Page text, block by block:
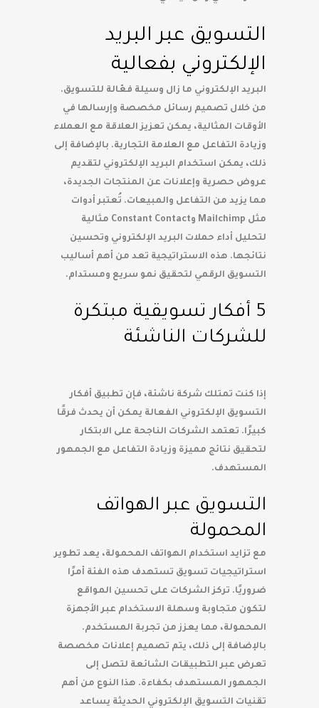
التسويق عبر البريد
الإلكتروني بفعالية
البريد الإلكتروني ما زال وسيلة فعّالة للتسويق.
من خلال تصميم رسائل مخصصة وإرسالها في
الأوقات المثالية، يمكن تعزيز العلاقة مع العملاء
وزيادة التفاعل مع العلامة التجارية. بالإضافة إلى
ذلك، يمكن استخدام البريد الإلكتروني لتقديم
عروض حصرية وإعلانات عن المنتجات الجديدة،
مما يزيد من التفاعل والمبيعات. تُعتبر أدوات
مثل Mailchimp وConstant Contact مثالية
لتحليل أداء حملات البريد الإلكتروني وتحسين
نتائجها. هذه الاستراتيجية تعد من أهم أساليب
التسويق الرقمي لتحقيق نمو سريع ومستدام.
5 أفكار تسويقية مبتكرة
للشركات الناشئة
إذا كنت تمتلك شركة ناشئة، فإن تطبيق أفكار
التسويق الإلكتروني الفعالة يمكن أن يحدث فرقًا
كبيرًا. تعتمد الشركات الناجحة على الابتكار
لتحقيق نتائج مميزة وزيادة التفاعل مع الجمهور
المستهدف.
التسويق عبر الهواتف
المحمولة
مع تزايد استخدام الهواتف المحمولة، يعد تطوير
استراتيجيات تسويق تستهدف هذه الفئة أمرًا
ضروريًا. تركز الشركات على تحسين المواقع
لتكون متجاوبة وسهلة الاستخدام عبر الأجهزة
المحمولة، مما يعزز من تجربة المستخدم.
بالإضافة إلى ذلك، يتم تصميم إعلانات مخصصة
تعرض عبر التطبيقات الشائعة لتصل إلى
الجمهور المستهدف بكفاءة. هذا النوع من أهم
تقنيات التسويق الإلكتروني الحديثة يساعد